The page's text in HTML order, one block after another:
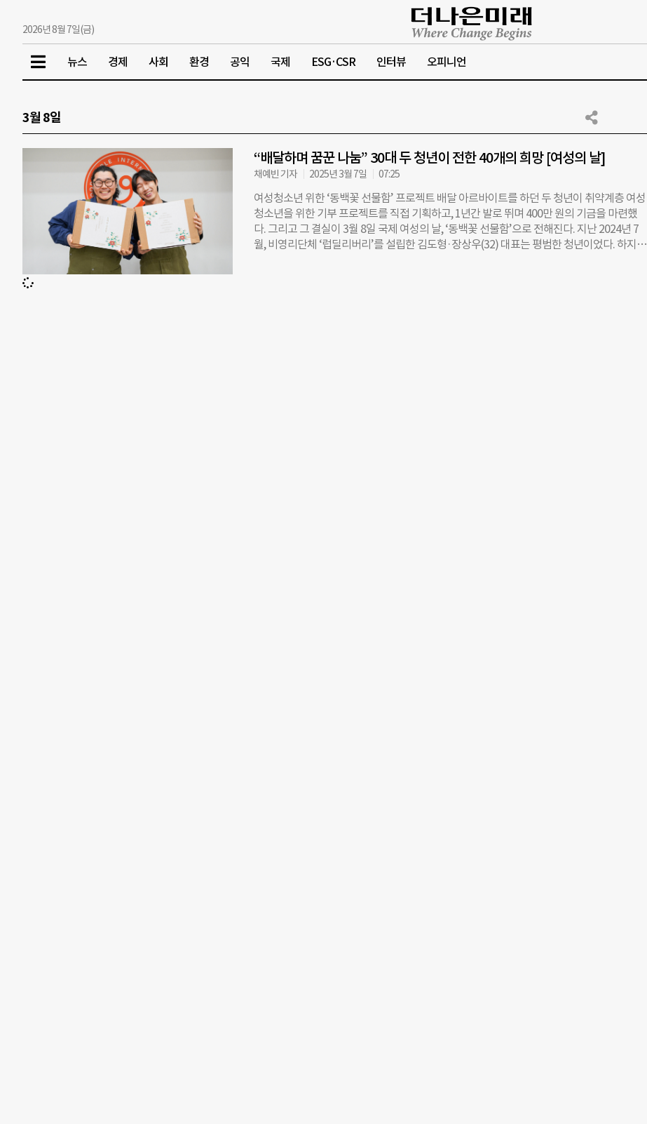
2026년 8월 7일(금)
뉴스 경제 사회 환경 공익 국제 ESG·CSR 인터뷰 오피니언
3월 8일
“배달하며 꿈꾼 나눔” 30대 두 청년이 전한 40개의 희망 [여성의 날]
채예빈 기자 2025년 3월 7일 07:25
여성청소년 위한 ‘동백꽃 선물함’ 프로젝트 배달 아르바이트를 하던 두 청년이 취약계층 여성
청소년을 위한 기부 프로젝트를 직접 기획하고, 1년간 발로 뛰며 400만 원의 기금을 마련했
다. 그리고 그 결실이 3월 8일 국제 여성의 날, ‘동백꽃 선물함’으로 전해진다. 지난 2024년 7
월, 비영리단체 ‘럽딜리버리’를 설립한 김도형·장상우(32) 대표는 평범한 청년이었다. 하지만